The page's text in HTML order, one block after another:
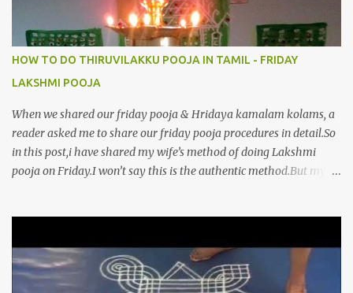
HOW TO DO THIRUVILAKKU POOJA IN TAMIL - FRIDAY
LAKSHMI POOJA
When we shared our friday pooja & Hridaya kamalam kolams, a
reader asked me to share our friday pooja procedures in detail.So
in this post,i have shared my wife’s method of doing Lakshmi
pooja on Friday.I won’t say this is the authentic method.But my
Lakshmi poojai with Thiruvilakku poojai
kolam,Hridayakamalam kolam and thiruvilakku pooja
stotram/slokas along with 108 potri in tamil. i.e Archanai slokam